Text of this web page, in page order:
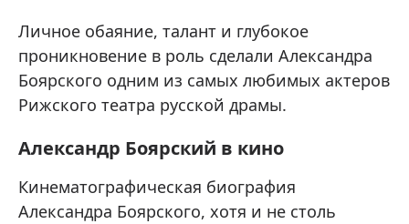
Личное обаяние, талант и глубокое
проникновение в роль сделали Александра
Боярского одним из самых любимых актеров
Рижского театра русской драмы.
Александр Боярский в кино
Кинематографическая биография
Александра Боярского, хотя и не столь